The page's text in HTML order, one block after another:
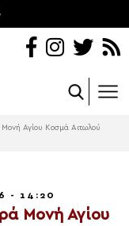
Μονή Αγίου Κοσμά Αιτωλού
- 14:20
Μονή Αγίου